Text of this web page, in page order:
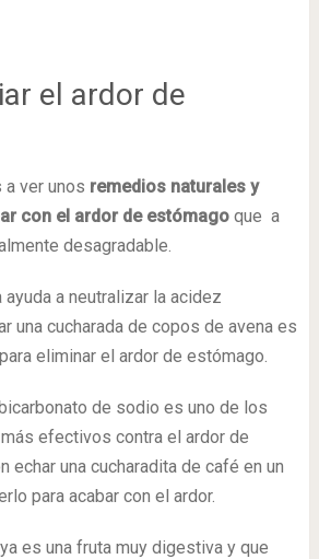
el ardor de
ver unos remedios naturales y
con el ardor de estómagoque a
desagradable.
ayuda a neutralizar la acidez
una cucharada de copos de avena es
eliminar el ardor de estómago.
de sodio es uno de los
efectivos contra el ardor de
echar una cucharadita de café en un
para acabar con el ardor.
es una fruta muy digestiva y que